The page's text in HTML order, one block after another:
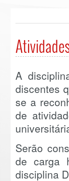
A
discentes
se a
de
Serão
de carga
disciplina